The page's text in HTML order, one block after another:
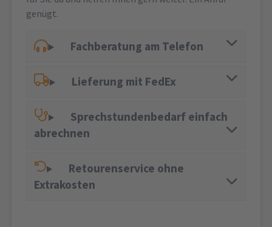
genügt.
Fachberatung am Telefon
Lieferung mit FedEx
Sprechstundenbedarf einfach
abrechnen
Retourenservice ohne
Extrakosten